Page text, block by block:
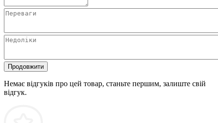
Продовжити
Немає відгуків про цей товар, станьте першим, залиште свій
відгук.